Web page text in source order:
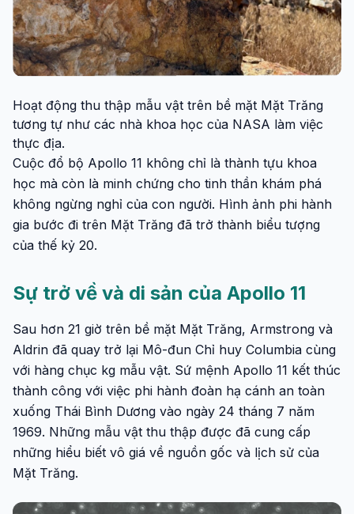
Hoạt động thu thập mẫu vật trên bề mặt Mặt Trăng
tương tự như các nhà khoa học của NASA làm việc
thực địa.
Cuộc đổ bộ Apollo 11 không chỉ là thành tựu khoa
học mà còn là minh chứng cho tinh thần khám phá
không ngừng nghỉ của con người. Hình ảnh phi hành
gia bước đi trên Mặt Trăng đã trở thành biểu tượng
của thế kỷ 20.
Sự trở về và di sản của Apollo 11
Sau hơn 21 giờ trên bề mặt Mặt Trăng, Armstrong và
Aldrin đã quay trở lại Mô-đun Chỉ huy Columbia cùng
với hàng chục kg mẫu vật. Sứ mệnh Apollo 11 kết thúc
thành công với việc phi hành đoàn hạ cánh an toàn
xuống Thái Bình Dương vào ngày 24 tháng 7 năm
1969. Những mẫu vật thu thập được đã cung cấp
những hiểu biết vô giá về nguồn gốc và lịch sử của
Mặt Trăng.